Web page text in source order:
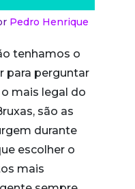
Pedro Henrique
tenhamos o
para perguntar
o mais legal do
são as
durante
escolher o
mais